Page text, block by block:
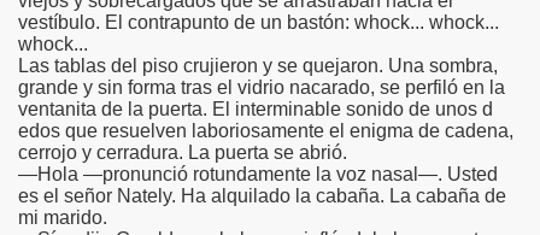
vestíbulo. El contrapunto de un bastón: whock... whock...
whock...
Las tablas del piso crujieron y se quejaron. Una sombra,
grande y sin forma tras el vidrio nacarado, se perfiló en la
ventanita de la puerta. El interminable sonido de unos d
edos que resuelven laboriosamente el enigma de cadena,
cerrojo y cerradura. La puerta se abrió.
—Hola —pronunció rotundamente la voz nasal—. Usted
es el señor Nately. Ha alquilado la cabaña. La cabaña de
mi marido.